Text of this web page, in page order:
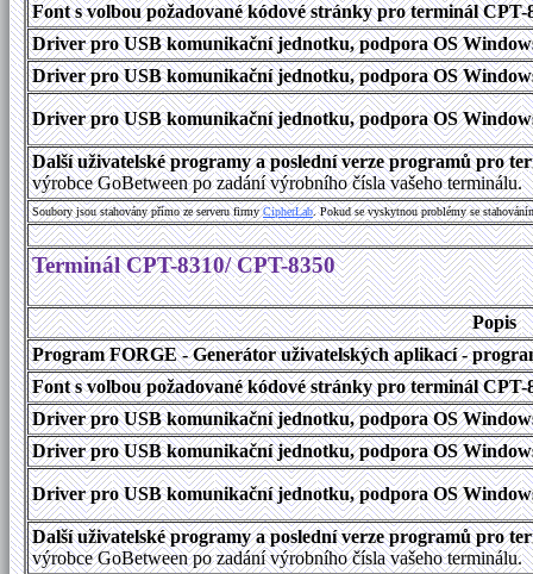
Font s volbou požadované kódové stránky pro terminál
Driver pro USB komunikační jednotku, podpora OS
Driver pro USB komunikační jednotku, podpora OS
Driver pro USB komunikační jednotku, podpora OS
Další uživatelské programy a poslední verze programů pro
výrobce GoBetween po zadání výrobního čísla vašeho terminálu.
Soubory jsou stahovány přímo ze serveru firmyCipherLab. Pokud se vyskytnou problémy se
Terminál CPT-8310/ CPT-8350
Popis
Program FORGE - Generátor uživatelských aplikací -
Font s volbou požadované kódové stránky pro terminál
Driver pro USB komunikační jednotku, podpora OS
Driver pro USB komunikační jednotku, podpora OS
Driver pro USB komunikační jednotku, podpora OS
Další uživatelské programy a poslední verze programů pro
výrobce GoBetween po zadání výrobního čísla vašeho terminálu.